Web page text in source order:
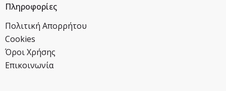
Πληροφορίες
Πολιτική Απορρήτου
Cookies
Όροι Χρήσης
Επικοινωνία